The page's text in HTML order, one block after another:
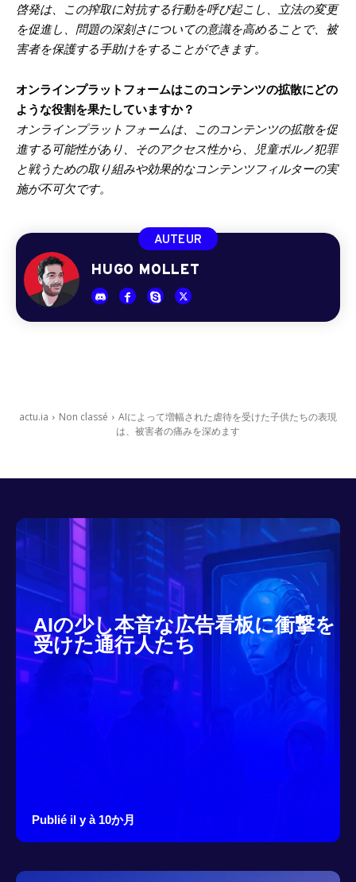
啓発は、この搾取に対抗する行動を呼び起こし、立法の変更
を促進し、問題の深刻さについての意識を高めることで、被
害者を保護する手助けをすることができます。
オンラインプラットフォームはこのコンテンツの拡散にどの
ような役割を果たしていますか？
オンラインプラットフォームは、このコンテンツの拡散を促
進する可能性があり、そのアクセス性から、児童ポルノ犯罪
と戦うための取り組みや効果的なコンテンツフィルターの実
施が不可欠です。
AUTEUR
HUGO MOLLET
actu.ia Non classé
AIによって増幅された虐待を受けた子供たちの表現
は、被害者の痛みを深めます
AIの少し本音な広告看板に衝撃を
受けた通行人たち
Publié il y à 10か月